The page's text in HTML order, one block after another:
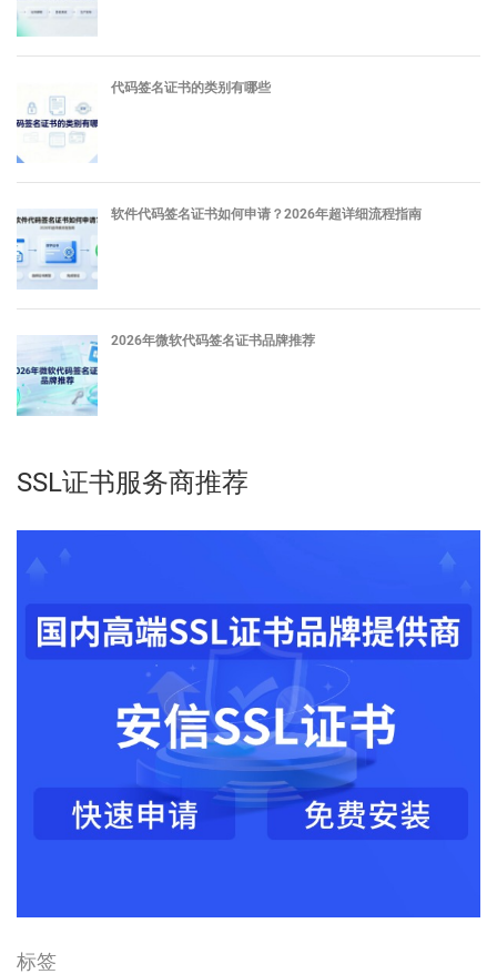
代码签名证书的类别有哪些
软件代码签名证书如何申请？2026年超详细流程指南
2026年微软代码签名证书品牌推荐
SSL证书服务商推荐
标签